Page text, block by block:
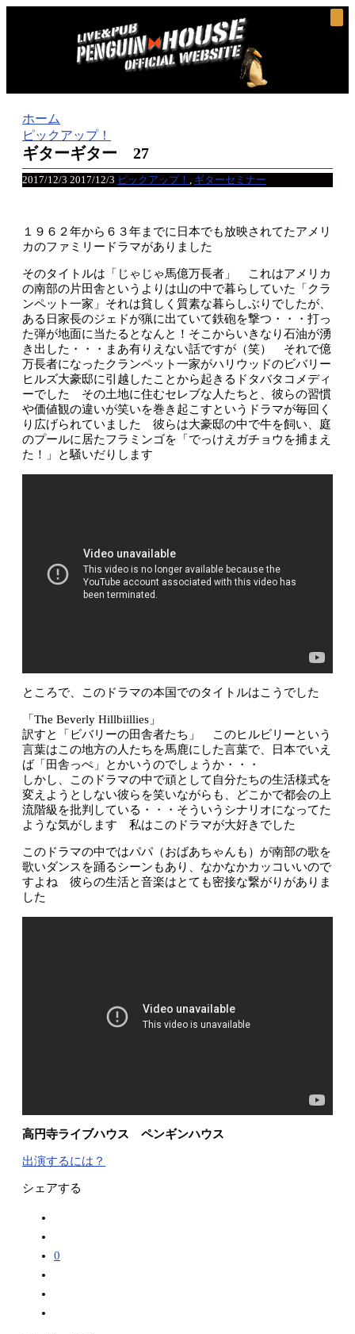
ホーム
ピックアップ！
ギターギター 27
2017/12/3 2017/12/3 ピックアップ！ , ギターセミナー
１９６２年から６３年までに日本でも放映されてたアメリ
カのファミリードラマがありました
そのタイトルは「じゃじゃ馬億万長者」 これはアメリカ
の南部の片田舎というよりは山の中で暮らしていた「クラ
ンペット一家」それは貧しく質素な暮らしぶりでしたが、
ある日家長のジェドが猟に出ていて鉄砲を撃つ・・・打っ
た弾が地面に当たるとなんと！そこからいきなり石油が湧
き出した・・・まあ有りえない話ですが（笑） それで億
万長者になったクランペット一家がハリウッドのビバリー
ヒルズ大豪邸に引越したことから起きるドタバタコメディ
ーでした その土地に住むセレブな人たちと、彼らの習慣
や価値観の違いが笑いを巻き起こすというドラマが毎回く
り広げられていました 彼らは大豪邸の中で牛を飼い、庭
のプールに居たフラミンゴを「でっけえガチョウを捕まえ
た！」と騒いだりします
ところで、このドラマの本国でのタイトルはこうでした
「The Beverly Hillbiillies」
訳すと「ビバリーの田舎者たち」 このヒルビリーという
言葉はこの地方の人たちを馬鹿にした言葉で、日本でいえ
ば「田舎っぺ」とかいうのでしょうか・・・
しかし、このドラマの中で頑として自分たちの生活様式を
変えようとしない彼らを笑いながらも、どこかで都会の上
流階級を批判している・・・そういうシナリオになってた
ような気がします 私はこのドラマが大好きでした
このドラマの中ではパパ（おばあちゃんも）が南部の歌を
歌いダンスを踊るシーンもあり、なかなかカッコいいので
すよね 彼らの生活と音楽はとても密接な繋がりがありま
した
高円寺ライブハウス ペンギンハウス
出演するには？
シェアする
0